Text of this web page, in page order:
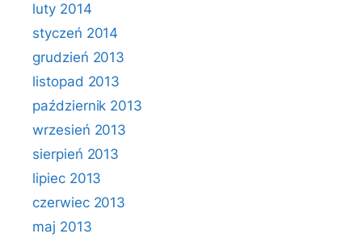
luty 2014
styczeń 2014
grudzień 2013
listopad 2013
październik 2013
wrzesień 2013
sierpień 2013
lipiec 2013
czerwiec 2013
maj 2013